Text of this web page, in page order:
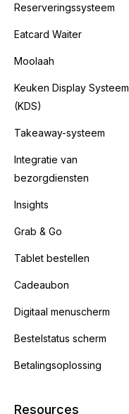
Reserveringssysteem
Eatcard Waiter
Moolaah
Keuken Display Systeem
(KDS)
Takeaway-systeem
Integratie van
bezorgdiensten
Insights
Grab & Go
Tablet bestellen
Cadeaubon
Digitaal menuscherm
Bestelstatus scherm
Betalingsoplossing
Resources